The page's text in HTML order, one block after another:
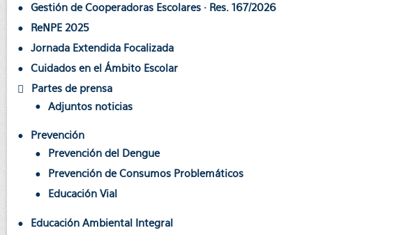
Gestión de Cooperadoras Escolares · Res. 167/2026
ReNPE 2025
Jornada Extendida Focalizada
Cuidados en el Ámbito Escolar
Partes de prensa
Adjuntos noticias
Prevención
Prevención del Dengue
Prevención de Consumos Problemáticos
Educación Vial
Educación Ambiental Integral